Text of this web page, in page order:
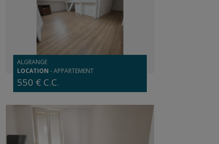
ALGRANGE
LOCATION -APPARTEMENT
550 € C.C.